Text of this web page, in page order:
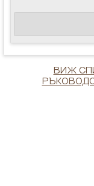
ВИЖ